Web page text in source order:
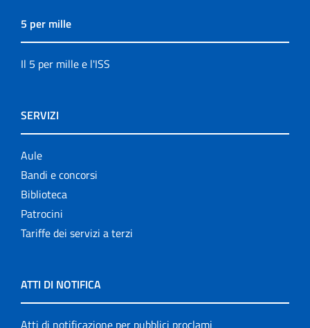
5 per mille
Il 5 per mille e l'ISS
SERVIZI
Aule
Bandi e concorsi
Biblioteca
Patrocini
Tariffe dei servizi a terzi
ATTI DI NOTIFICA
Atti di notificazione per pubblici proclami